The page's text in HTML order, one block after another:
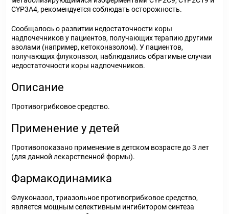
CYP3A4, рекомендуется соблюдать осторожность.
Сообщалось о развитии недостаточности коры
надпочечников у пациентов, получающих терапию другими
азолами (например, кетоконазолом). У пациентов,
получающих флуконазол, наблюдались обратимые случаи
недостаточности коры надпочечников.
Описание
Противогрибковое средство.
Применение у детей
Противопоказано применение в детском возрасте до 3 лет
(для данной лекарственной формы).
Фармакодинамика
Флуконазол, триазольное противогрибковое средство,
является мощным селективным ингибитором синтеза